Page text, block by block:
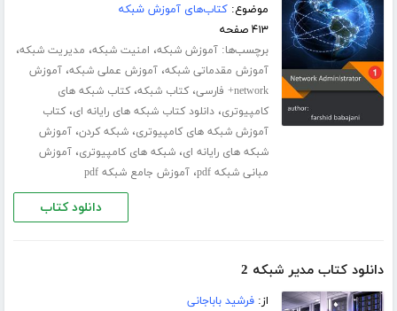
موضوع:کتاب‌های آموزش شبکه
۴۱۳ صفحه
برچسب‌ها:آموزش شبکه، امنیت شبکه، مدیریت شبکه،
آموزش مقدماتی شبکه،آموزش عملی شبکه،آموزش
network+ فارسی
،کتاب شبکه،کتاب شبکه های
کامپیوتری،دانلود کتاب شبکه های رایانه ای،کتاب
آموزش شبکه های کامپیوتری،شبکه کردن،آموزش
شبکه های رایانه ای،شبکه های کامپیوتری،آموزش
مبانی شبکه pdf
،آموزش جامع شبکه pdf
دانلود کتاب
دانلود کتاب مدیر شبکه 2
از:فرشید باباجانی